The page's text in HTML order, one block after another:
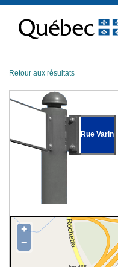
contenu
Retour aux résultats
Rue Varin
+
−